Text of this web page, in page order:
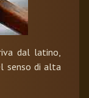
dal latino,
senso di alta